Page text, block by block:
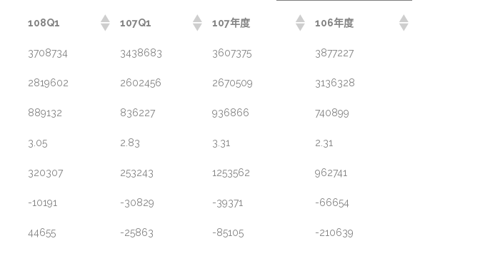
108Q1 107Q1 107年度 106年度
3708734 3438683 3607375 3877227
2819602 2602456 2670509 3136328
889132 836227 936866 740899
3.05 2.83 3.31 2.31
320307 253243 1253562 962741
-10191 -30829 -39371 -66654
44655 -25863 -85105 -210639